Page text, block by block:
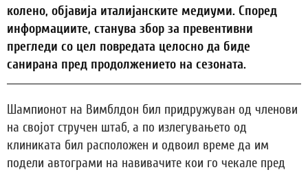
колено, објавија италијанските медиуми. Според
информациите, станува збор за превентивни
прегледи со цел повредата целосно да биде
санирана пред продолжението на сезоната.
Шампионот на Вимблдон бил придружуван од членови
на својот стручен штаб, а по излегувањето од
клиниката бил расположен и одвоил време да им
подели автограми на навивачите кои го чекале пред